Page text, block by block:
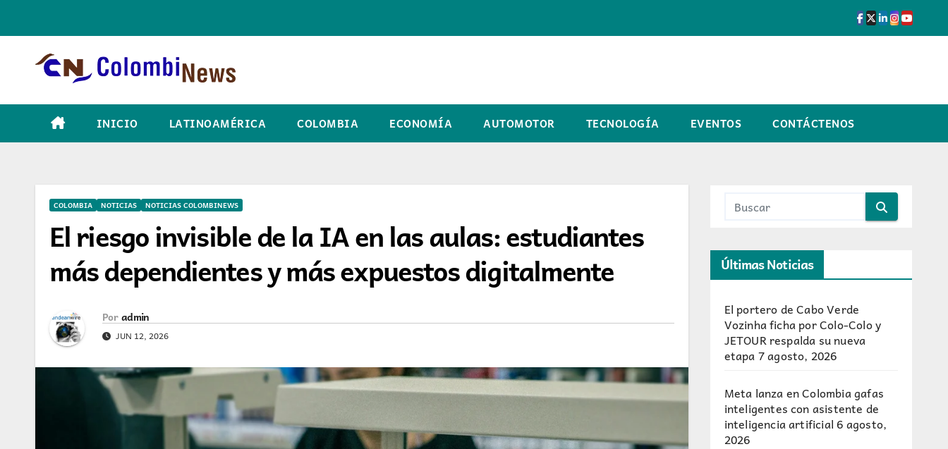
INICIO LATINOAMÉRICA COLOMBIA ECONOMÍA AUTOMOTOR TECNOLOGÍA EVENTOS CONTÁCTENOS
COLOMBIA NOTICIAS NOTICIAS COLOMBINEWS
El riesgo invisible de la IA en las aulas: estudiantes
más dependientes y más expuestos digitalmente
Por admin
JUN 12, 2026
Últimas Noticias
El portero de Cabo Verde
Vozinha ficha por Colo-Colo y
JETOUR respalda su nueva
etapa7 agosto, 2026
Meta lanza en Colombia gafas
inteligentes con asistente de
inteligencia artificial 6 agosto,
2026